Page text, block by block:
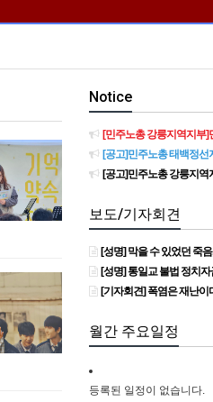
Notice
[민주노총 강릉지역지부]민
[공고]민주노총 태백정선
[공고]민주노총 강릉지역
보도/기자회견
[성명] 막을 수 있었던 죽음, HL만도가 책임
[성명] 통일교 불법 정치
[기자회견] 폭염은 재난이다! 폭염으로부
월간 주요일정
등록된 일정이 없습니다.